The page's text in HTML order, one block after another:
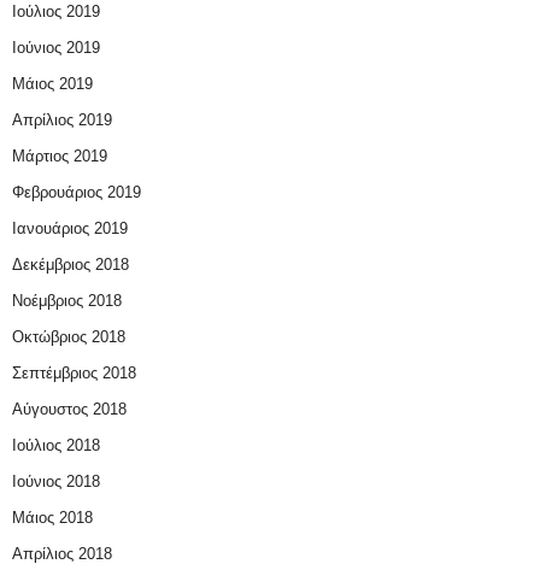
Ιούλιος 2019
Ιούνιος 2019
Μάιος 2019
Απρίλιος 2019
Μάρτιος 2019
Φεβρουάριος 2019
Ιανουάριος 2019
Δεκέμβριος 2018
Νοέμβριος 2018
Οκτώβριος 2018
Σεπτέμβριος 2018
Αύγουστος 2018
Ιούλιος 2018
Ιούνιος 2018
Μάιος 2018
Απρίλιος 2018